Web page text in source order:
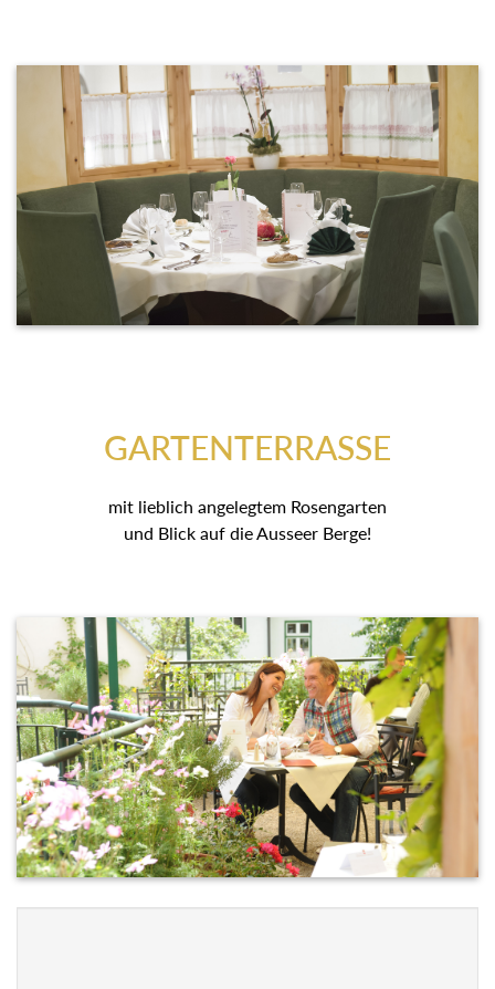
GARTENTERRASSE
mit lieblich angelegtem Rosengarten
und Blick auf die Ausseer Berge!